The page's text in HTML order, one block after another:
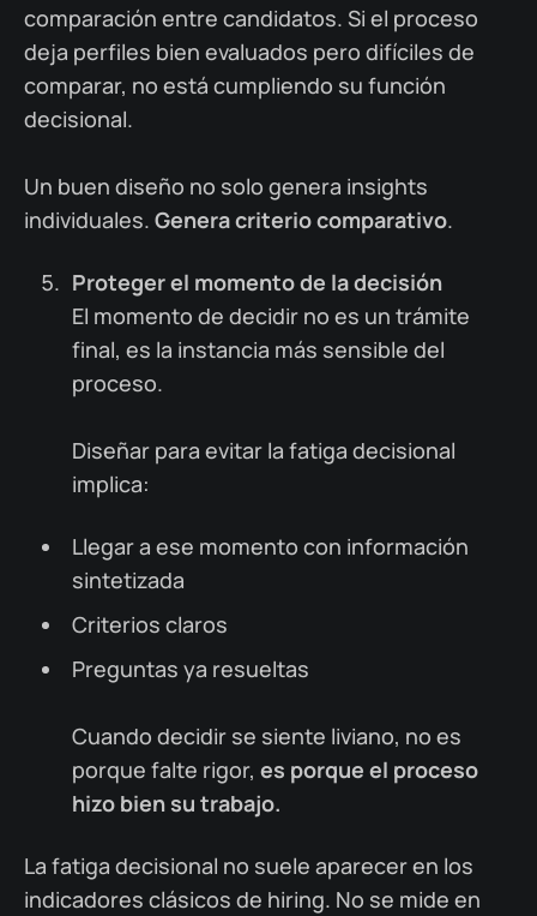
comparación entre candidatos. Si el proceso
deja perfiles bien evaluados pero difíciles de
comparar, no está cumpliendo su función
decisional.
Un buen diseño no solo genera insights
individuales. Generacriterio comparativo.
Proteger el momento de la decisión
El momento de decidir no es un trámite
final, es la instancia más sensible del
proceso.
Diseñar para evitar la fatiga decisional
implica:
Llegar a ese momento con información
sintetizada
Criterios claros
Preguntas ya resueltas
Cuando decidir se siente liviano, no es
porque falte rigor, es porque el proceso
hizo bien su trabajo.
La fatiga decisional no suele aparecer en los
indicadores clásicos de hiring. No se mide en